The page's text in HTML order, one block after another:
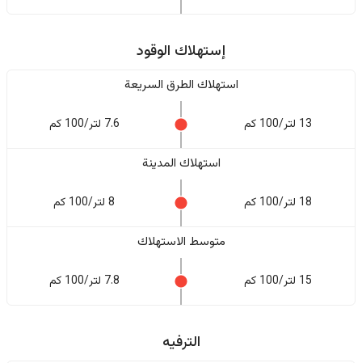
إستهلاك الوقود
استهلاك الطرق السريعة
13 لتر/100 كم 7.6 لتر/100 كم
استهلاك المدينة
18 لتر/100 كم 8 لتر/100 كم
متوسط الاستهلاك
15 لتر/100 كم 7.8 لتر/100 كم
الترفيه